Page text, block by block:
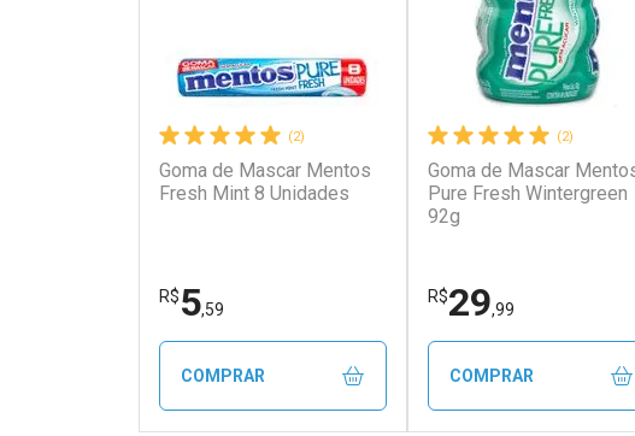
(2)
Goma de Mascar Mentos
Fresh Mint 8 Unidades
R$5,59
COMPRAR
(2)
Goma de Mascar
Pure Fresh Wintergreen
92g
R$29,99
COMPRAR